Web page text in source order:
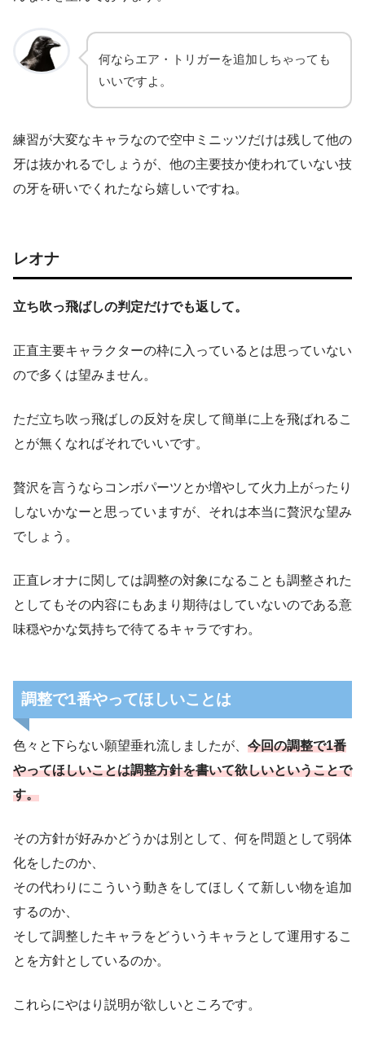
何ならエア・トリガーを追加しちゃっても
いいですよ。
練習が大変なキャラなので空中ミニッツだけは残して他の
牙は抜かれるでしょうが、他の主要技か使われていない技
の牙を研いでくれたなら嬉しいですね。
レオナ
立ち吹っ飛ばしの判定だけでも返して。
正直主要キャラクターの枠に入っているとは思っていない
ので多くは望みません。
ただ立ち吹っ飛ばしの反対を戻して簡単に上を飛ばれるこ
とが無くなればそれでいいです。
贅沢を言うならコンボパーツとか増やして火力上がったり
しないかなーと思っていますが、それは本当に贅沢な望み
でしょう。
正直レオナに関しては調整の対象になることも調整された
としてもその内容にもあまり期待はしていないのである意
味穏やかな気持ちで待てるキャラですわ。
調整で1番やってほしいことは
色々と下らない願望垂れ流しましたが、 今回の調整で1番
やってほしいことは調整方針を書いて欲しいということで
す。
その方針が好みかどうかは別として、何を問題として弱体
化をしたのか、
その代わりにこういう動きをしてほしくて新しい物を追加
するのか、
そして調整したキャラをどういうキャラとして運用するこ
とを方針としているのか。
これらにやはり説明が欲しいところです。